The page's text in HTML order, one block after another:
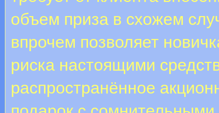
объем приза в схожем
впрочем позволяет
риска настоящими
распространённое